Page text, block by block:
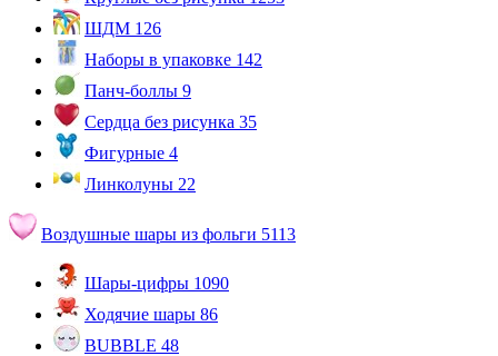
ШДМ 126
Наборы в упаковке 142
Панч-боллы 9
Сердца без рисунка 35
Фигурные 4
Линколуны 22
Воздушные шары из фольги 5113
Шары-цифры 1090
Ходячие шары 86
BUBBLE 48